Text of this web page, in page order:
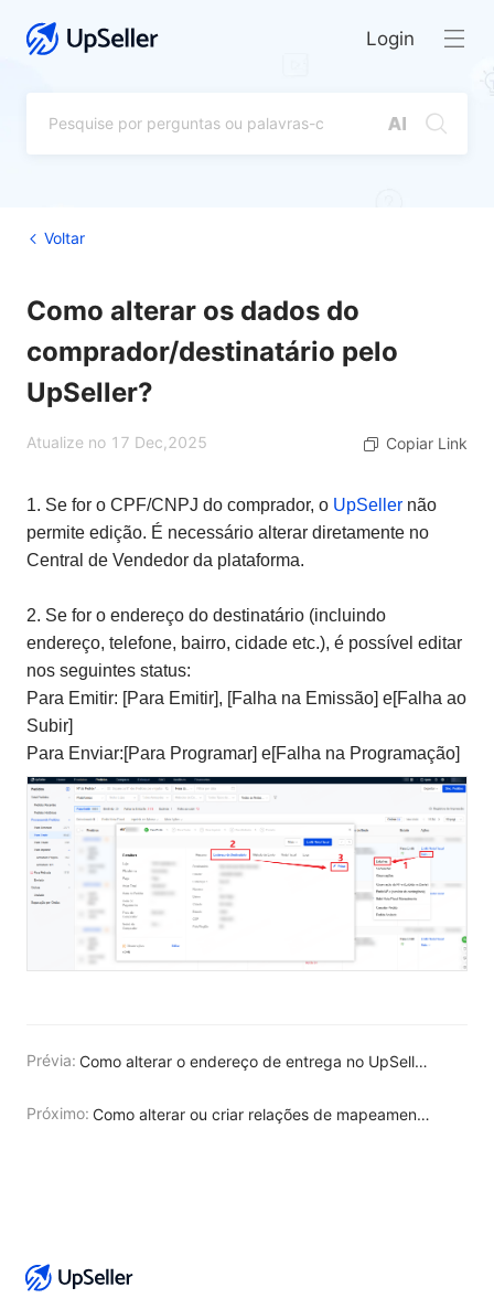
Login
Voltar
Como alterar os dados do
comprador/destinatário pelo
UpSeller?
Atualize no 17 Dec,2025 Copiar Link
1. Se for o CPF/CNPJ do comprador, o UpSeller não
permite edição. É necessário alterar diretamente no
Central de Vendedor da plataforma.
2. Se for o endereço do destinatário (incluindo
endereço, telefone, bairro, cidade etc.), é possível editar
nos seguintes status:
Para Emitir: [Para Emitir], [Falha na Emissão] e[Falha ao
Subir]
Para Enviar:[Para Programar] e[Falha na Programação]
Prévia: Como alterar o endereço de entrega no UpSeller?
Próximo: Como alterar ou criar relações de mapeamento em massa na lista de Pedidos?